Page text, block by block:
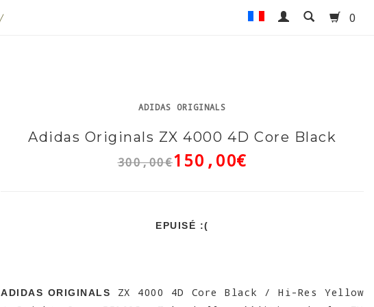
0
ADIDAS ORIGINALS
Adidas Originals ZX 4000 4D Core Black
300,00€150,00€
EPUISÉ :(
ADIDAS ORIGINALS
ZX 4000 4D Core Black / Hi-Res Yellow